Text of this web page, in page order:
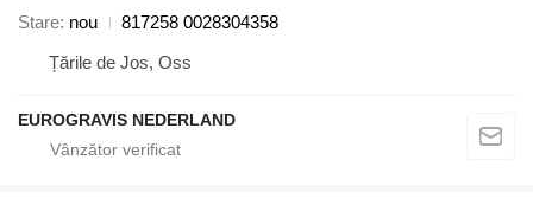
Stare nou
817258 0028304358
Țările de Jos, Oss
EUROGRAVIS NEDERLAND